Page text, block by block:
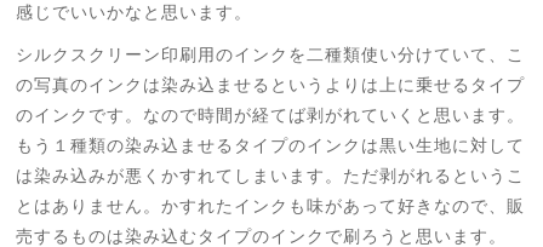
感じでいいかなと思います。
シルクスクリーン印刷用のインクを二種類使い分けていて、こ
の写真のインクは染み込ませるというよりは上に乗せるタイプ
のインクです。なので時間が経てば剥がれていくと思います。
もう１種類の染み込ませるタイプのインクは黒い生地に対して
は染み込みが悪くかすれてしまいます。ただ剥がれるというこ
とはありません。かすれたインクも味があって好きなので、販
売するものは染み込むタイプのインクで刷ろうと思います。